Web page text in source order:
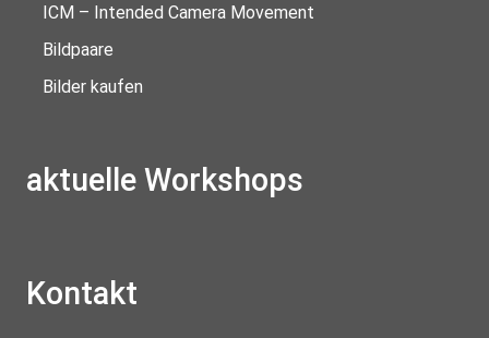
ICM – Intended Camera Movement
Bildpaare
Bilder kaufen
aktuelle Workshops
Kontakt